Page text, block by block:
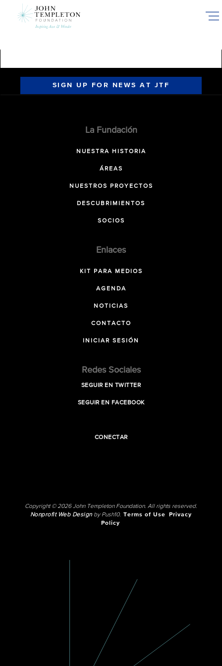
SIGN UP FOR NEWS AT JTF
La Fundación
NUESTRA HISTORIA
ÁREAS
NUESTROS PROYECTOS
DESCUBRIMIENTOS
SOCIOS
Enlaces
KIT PARA MEDIOS
AGENDA
NOTICIAS
CONTACTO
INICIAR SESIÓN
Redes Sociales
SEGUIR EN TWITTER
SEGUIR EN FACEBOOK
CONECTAR
Copyright © 2026 John Templeton Foundation. All rights reserved.
Nonprofit Web Designby Push10. Terms of Use
Privacy
Policy